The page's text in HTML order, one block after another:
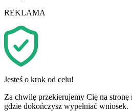
REKLAMA
Jesteś o krok od celu!
Za chwilę przekierujemy Cię na stronę
gdzie dokończysz wypełniać wniosek.